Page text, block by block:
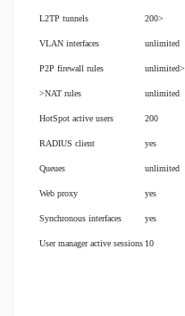
L2TP tunnels 200>
VLAN interfaces unlimited
P2P firewall rules unlimited>
>NAT rules unlimited
HotSpot active users 200
RADIUS client yes
Queues unlimited
Web proxy yes
Synchronous interfaces yes
User manager active sessions 10